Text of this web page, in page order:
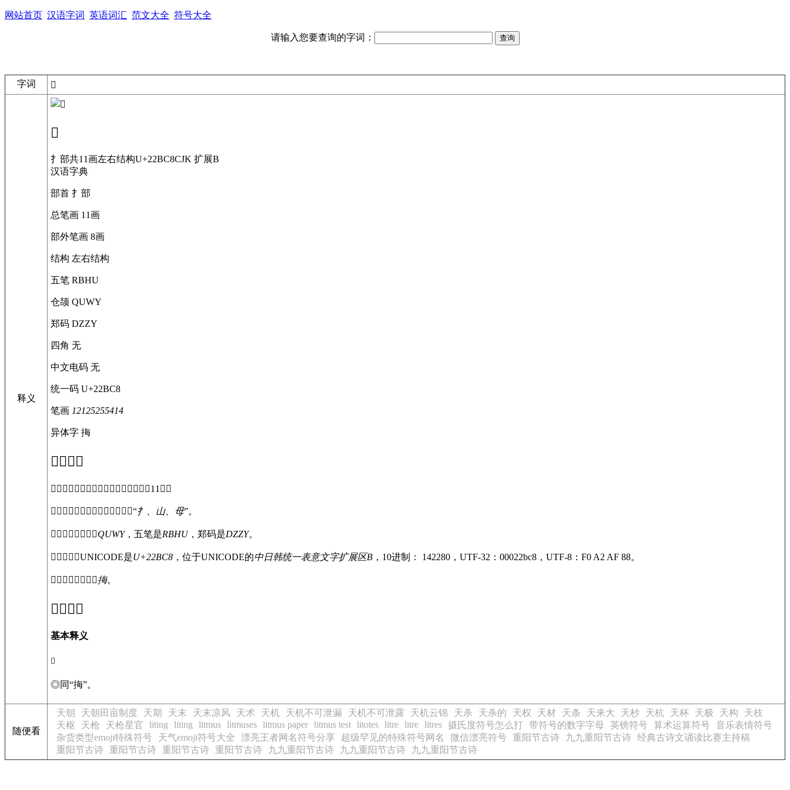
网站首页 汉语字词 英语词汇 范文大全 符号大全
请输入您要查询的字词：
字词 𢯈
释义
𢯈
扌部共11画左右结构U+22BC8CJK 扩展B
汉语字典
部首 扌部
总笔画 11画
部外笔画 8画
结构 左右结构
五笔 RBHU
仓颉 QUWY
郑码 DZZY
四角 无
中文电码 无
统一码 U+22BC8
笔画 12125255414
异体字 挴
𢯈字概述
〔 𢯈 〕字拼音是，部首是扌，总笔画是11画。
〔 𢯈 〕字是左右结构，可拆字为“扌、山、母”。
〔 𢯈 〕字仓颉码是QUWY，五笔是RBHU，郑码是DZZY。
〔 𢯈 〕字的UNICODE是U+22BC8 ，位于UNICODE的中日韩统一表意文字扩展区B ，10进制： 142280，UTF-32：00022bc8，UTF-8：F0 A2 AF 88。
〔 𢯈 〕字异体字是挴。
𢯈的意思
基本释义
𢯈
◎同“挴”。
随便看
天朝 天朝田亩制度 天期 天末 天末凉风 天术 天机 天机不可泄漏 天机不可泄露 天机云锦 天杀 天杀的 天权 天材 天条 天来大 天杪 天杭 天杯 天极 天构
天枝
天枢
天枪 天枪星官 liting liting litmus litmuses litmus paper litmus test litotes litre litre litres 摄氏度符号怎么打 带符号的数字字母 英镑符号 算术运算符号 音乐表情符号
杂货类型emoji特殊符号
天气emoji符号大全 漂亮王者网名符号分享 超级罕见的特殊符号网名 微信漂亮符号 重阳节古诗 九九重阳节古诗 经典古诗文诵读比赛主持稿
重阳节古诗 重阳节古诗 重阳节古诗 重阳节古诗 九九重阳节古诗 九九重阳节古诗 九九重阳节古诗